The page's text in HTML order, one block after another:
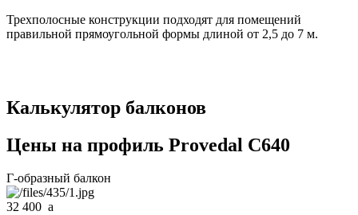
Трехполосные конструкции подходят для помещений
правильной прямоугольной формы длиной от 2,5 до 7 м.
Калькулятор балконов
Цены на профиль Provedal C640
Г-образный балкон
32 400 a